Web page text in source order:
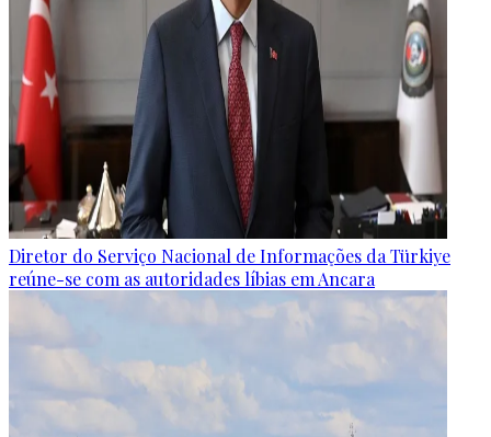
Diretor do Serviço Nacional de Informações da Türkiye
reúne-se com as autoridades líbias em Ancara